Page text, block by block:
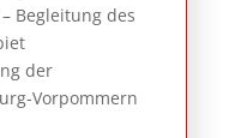
Begleitung des
der
Vorpommern